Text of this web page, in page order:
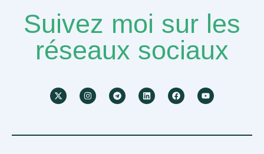
Suivez moi sur les
réseaux sociaux